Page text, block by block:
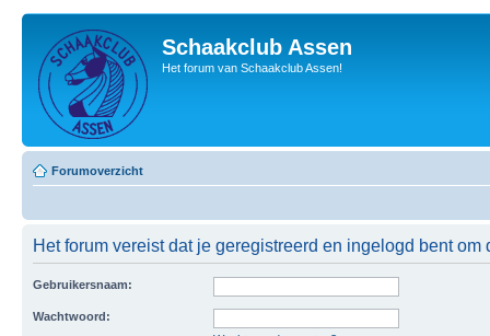
Schaakclub Assen
Het forum van Schaakclub Assen!
Forumoverzicht
Het forum vereist dat je geregistreerd en ingelogd bent
Gebruikersnaam:
Wachtwoord: